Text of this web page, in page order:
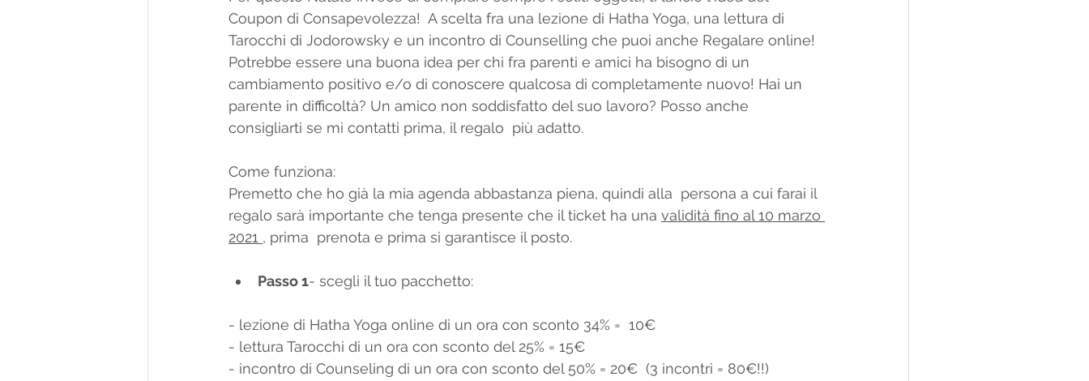
Coupon di Consapevolezza!  A scelta fra una lezione di Hatha Yoga, una lettura di
Tarocchi di Jodorowsky e un incontro di Counselling che puoi anche Regalare online!
Potrebbe essere una buona idea per chi fra parenti e amici ha bisogno di un
cambiamento positivo e/o di conoscere qualcosa di completamente nuovo! Hai un
parente in difficoltà? Un amico non soddisfatto del suo lavoro? Posso anche
consigliarti se mi contatti prima, il regalo  più adatto.
Come funziona:
Premetto che ho già la mia agenda abbastanza piena, quindi alla  persona a cui farai il
regalo sarà importante che tenga presente che il ticket ha una validità fino al 10 marzo
2021 , prima  prenota e prima si garantisce il posto.
Passo 1- scegli il tuo pacchetto:
- lezione di Hatha Yoga online di un ora con sconto 34% =  10€
- lettura Tarocchi di un ora con sconto del 25% = 15€
- incontro di Counseling di un ora con sconto del 50% = 20€  (3 incontri = 80€!!)